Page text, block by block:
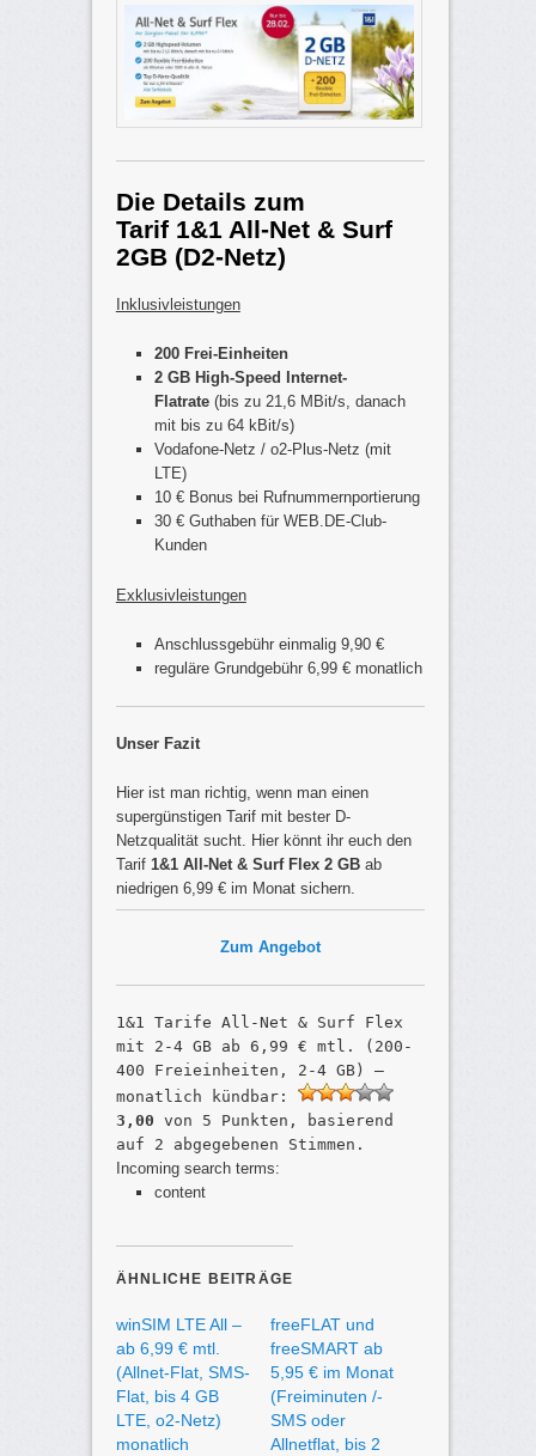
Die Details zum
Tarif 1&1 All-Net & Surf
2GB (D2-Netz)
Inklusivleistungen
200 Frei-Einheiten
2 GB High-Speed Internet-
Flatrate (bis zu 21,6 MBit/s, danach
mit bis zu 64 kBit/s)
Vodafone-Netz / o2-Plus-Netz (mit
LTE)
10 € Bonus bei Rufnummernportierung
30 € Guthaben für WEB.DE-Club-
Kunden
Exklusivleistungen
Anschlussgebühr einmalig 9,90 €
reguläre Grundgebühr 6,99 € monatlich
Unser Fazit
Hier ist man richtig, wenn man einen
supergünstigen Tarif mit bester D-
Netzqualität sucht. Hier könnt ihr euch den
Tarif 1&1 All-Net & Surf Flex 2 GB ab
niedrigen 6,99 € im Monat sichern.
Zum Angebot
1&1 Tarife All-Net & Surf Flex
mit 2-4 GB ab 6,99 € mtl. (200-
400 Freieinheiten, 2-4 GB) –
monatlich kündbar:
3,00 von 5 Punkten, basierend
auf 2 abgegebenen Stimmen.
Incoming search terms:
content
ÄHNLICHE BEITRÄGE
winSIM LTE All –
ab 6,99 € mtl.
(Allnet-Flat, SMS-
Flat, bis 4 GB
LTE, o2-Netz)
monatlich
freeFLAT und
freeSMART ab
5,95 € im Monat
(Freiminuten /-
SMS oder
Allnetflat, bis 2